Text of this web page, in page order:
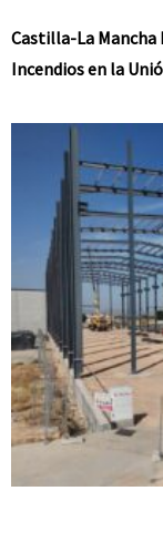
Castilla-La Mancha
Incendios en la